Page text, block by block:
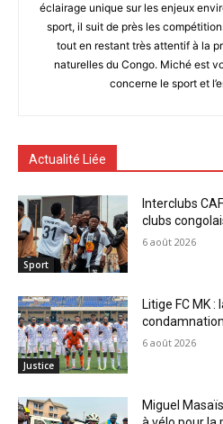
éclairage unique sur les enjeux
sport, il suit de près les
tout en restant très attentif à la
naturelles du Congo. Miché est
concerne le sport et
Actualité Liée
Sport
Interclubs
clubs
6 août 2026
Justice
Litige FC MK :
6 août 2026
Miguel